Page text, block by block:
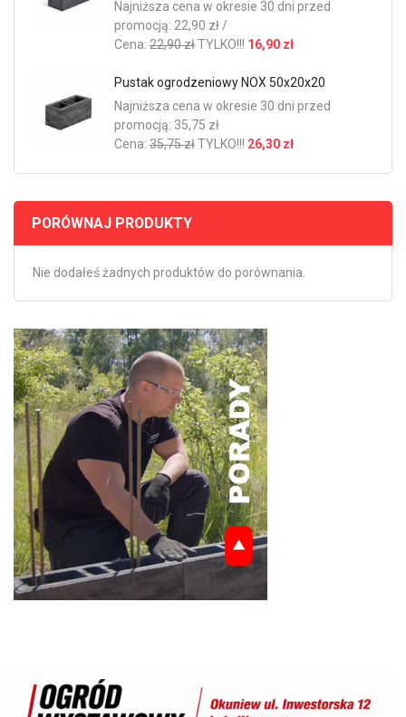
Najniższa cena w okresie 30 dni przed
promocją: 22,90 zł /
Cena: 22,90 złTYLKO!!! 16,90 zł
Pustak ogrodzeniowy NOX 50x20x20
Najniższa cena w okresie 30 dni przed
promocją: 35,75 zł
Cena: 35,75 złTYLKO!!! 26,30 zł
PORÓWNAJ PRODUKTY
Nie dodałeś żadnych produktów do porównania.